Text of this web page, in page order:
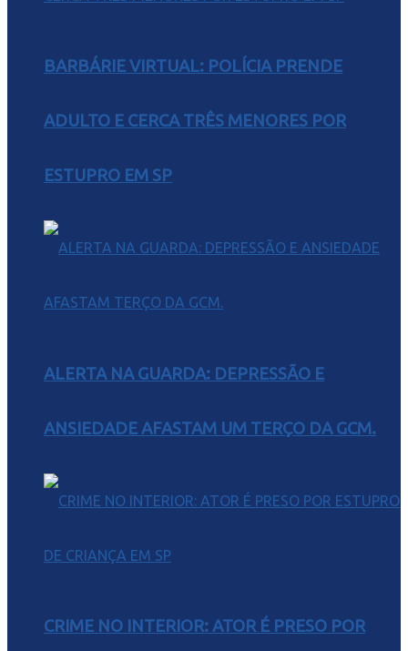
BARBÁRIE VIRTUAL: POLÍCIA PRENDE
ADULTO E CERCA TRÊS MENORES POR
ESTUPRO EM SP
ALERTA NA GUARDA: DEPRESSÃO E
ANSIEDADE AFASTAM UM TERÇO DA GCM.
CRIME NO INTERIOR: ATOR É PRESO POR